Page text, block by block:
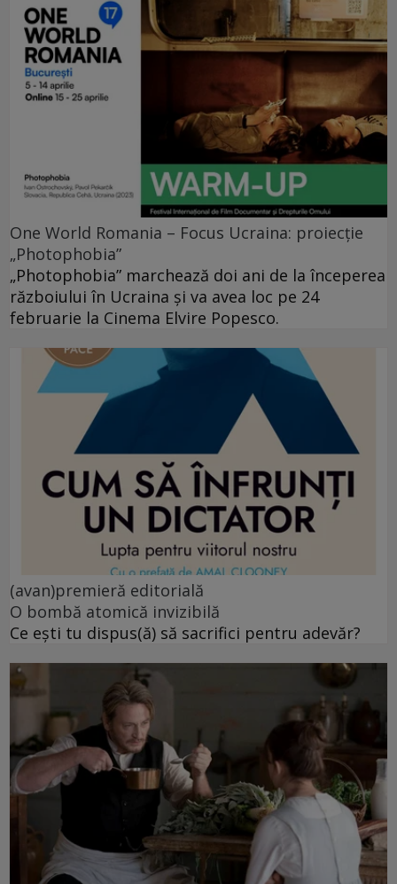
One World Romania – Focus Ucraina: proiecție
„Photophobia”
„Photophobia” marchează doi ani de la începerea
războiului în Ucraina și va avea loc pe 24
februarie la Cinema Elvire Popesco.
(avan)premieră editorială
O bombă atomică invizibilă
Ce ești tu dispus(ă) să sacrifici pentru adevăr?